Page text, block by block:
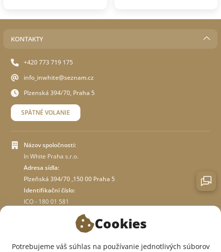
KONTAKTY
+420 773 719 175
info_inwhite@seznam.cz
Plzenská 394/70, Praha 5
SPÄTNÉ VOLANIE
Názov spoločnosti:
In White Praha s.r.o.
Adresa sídla:
Plzeňská 394/70 ,150 00 Praha 5
Identifikační číslo:
ICO - 180 01 581
O OBCHODE
Cookies
Potrebujeme váš súhlas na používanie jednotlivých súborov